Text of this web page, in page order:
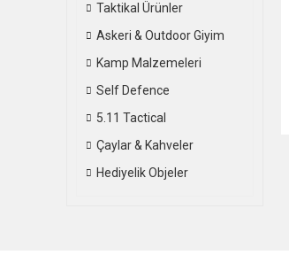
Taktikal Ürünler
Askeri & Outdoor Giyim
Kamp Malzemeleri
Self Defence
5.11 Tactical
Çaylar & Kahveler
Hediyelik Objeler